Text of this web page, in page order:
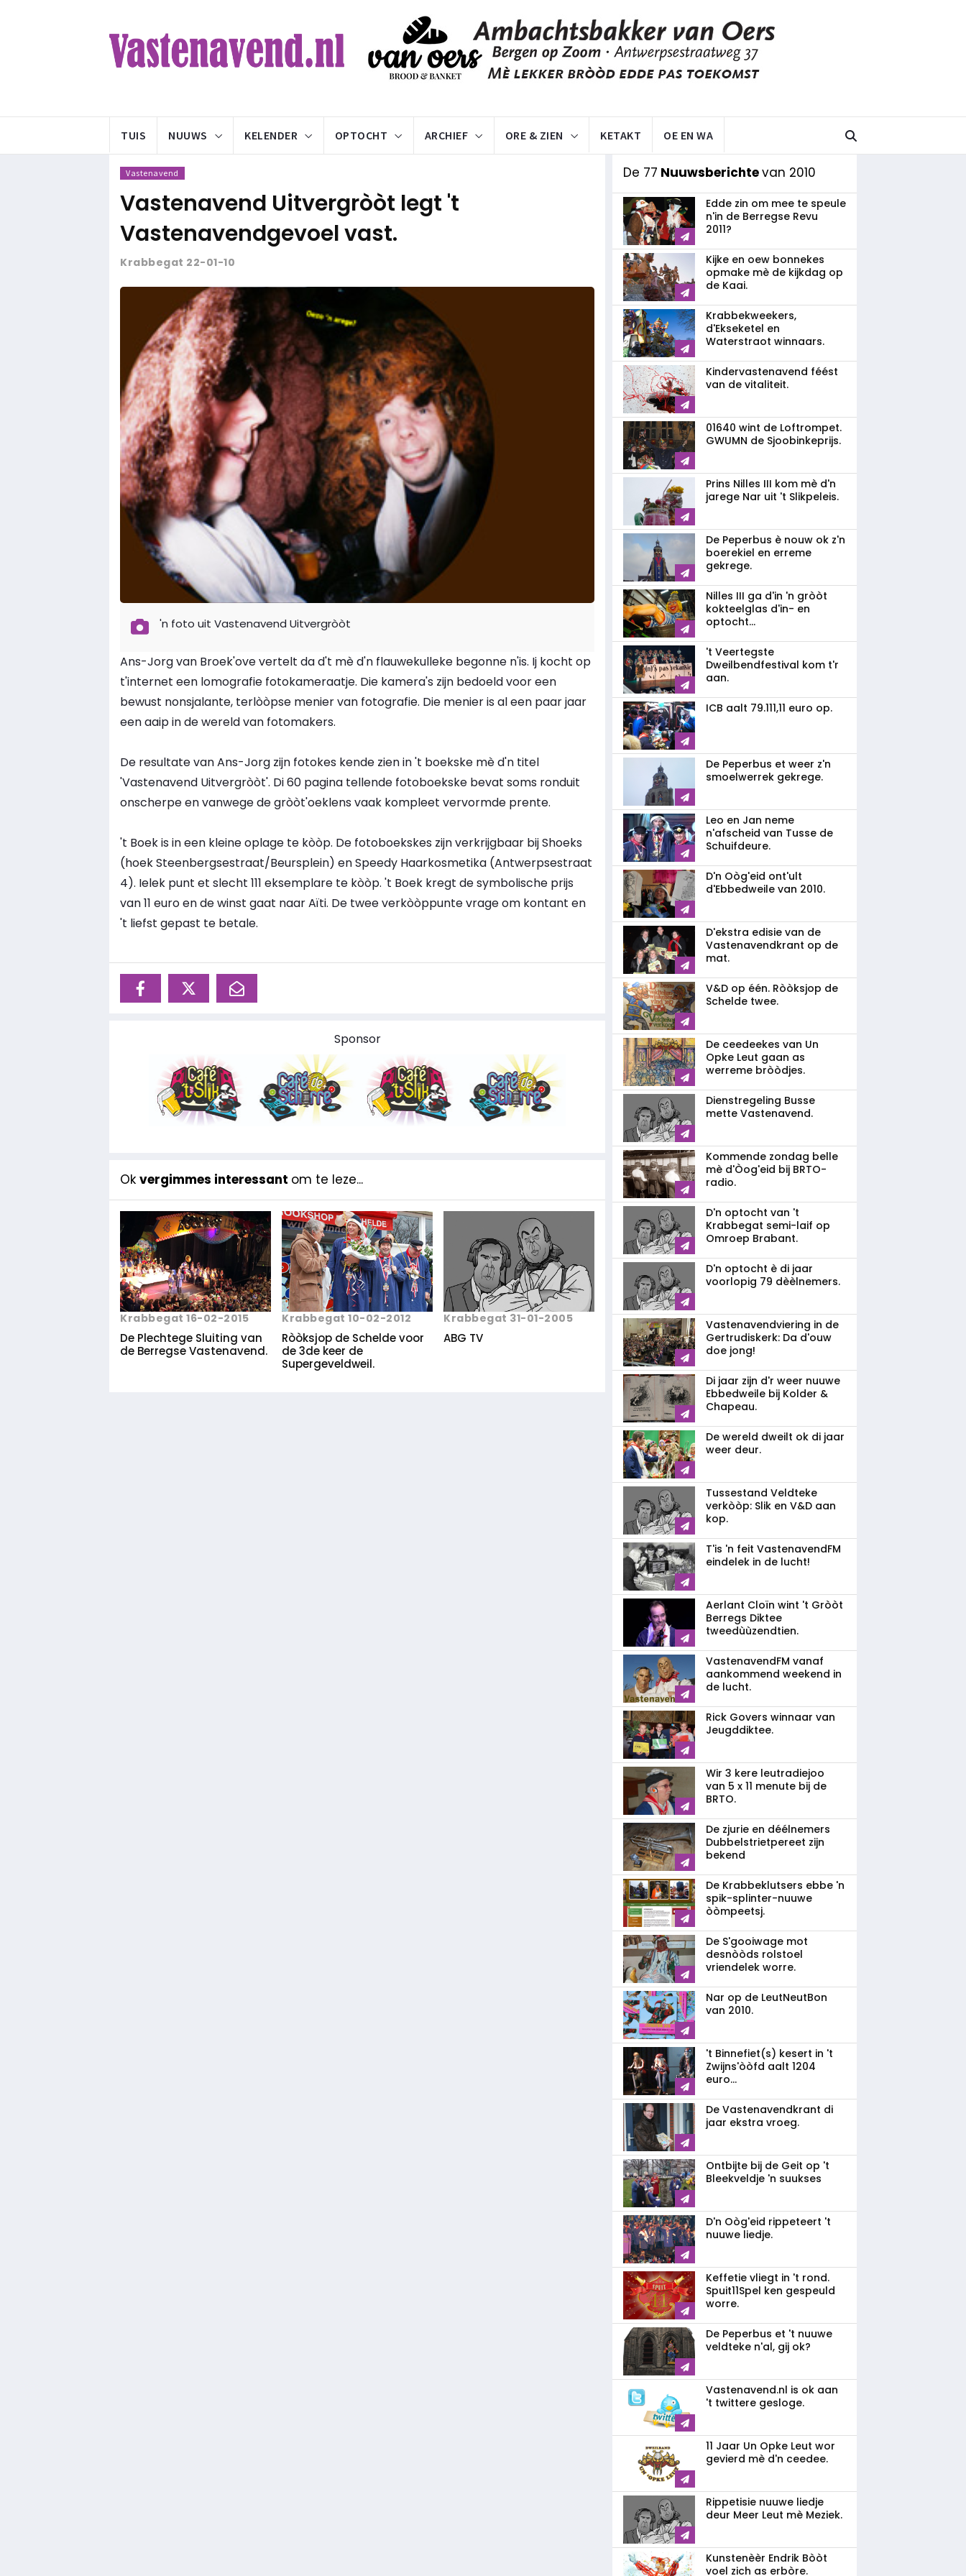
TUIS NUUWS KELENDER OPTOCHT ARCHIEF ORE & ZIEN KETAKT OE EN WA
Vastenavend
Vastenavend Uitvergròòt legt 't
Vastenavendgevoel vast.
Krabbegat 22-01-10
'n foto uit Vastenavend Uitvergròòt
Ans-Jorg van Broek'ove vertelt da d't mè d'n flauwekulleke begonne n'is. Ij kocht op
t'internet een lomografie fotokameraatje. Die kamera's zijn bedoeld voor een
bewust nonsjalante, terlòòpse menier van fotografie. Die menier is al een paar jaar
een aaip in de wereld van fotomakers.
De resultate van Ans-Jorg zijn fotokes kende zien in 't boekske mè d'n titel
'Vastenavend Uitvergròòt'. Di 60 pagina tellende fotoboekske bevat soms ronduit
onscherpe en vanwege de gròòt'oeklens vaak kompleet vervormde prente.
't Boek is in een kleine oplage te kòòp. De fotoboekskes zijn verkrijgbaar bij Shoeks
(hoek Steenbergsestraat/Beursplein) en Speedy Haarkosmetika (Antwerpsestraat
4). Ielek punt et slecht 111 eksemplare te kòòp. 't Boek kregt de symbolische prijs
van 11 euro en de winst gaat naar Aïti. De twee verkòòppunte vrage om kontant en
't liefst gepast te betale.
Sponsor
Ok vergimmes interessant om te leze...
Krabbegat 16-02-2015
De Plechtege Sluiting van
de Berregse Vastenavend.
Krabbegat 10-02-2012
Ròòksjop de Schelde voor
de 3de keer de
Supergeveldweil.
Krabbegat 31-01-2005
ABG TV
De 77 Nuuwsberichtevan 2010
Edde zin om mee te speule
n'in de Berregse Revu
2011?
Kijke en oew bonnekes
opmake mè de kijkdag op
de Kaai.
Krabbekweekers,
d'Ekseketel en
Waterstraot winnaars.
Kindervastenavend féést
van de vitaliteit.
01640 wint de Loftrompet.
GWUMN de Sjoobinkeprijs.
Prins Nilles III kom mè d'n
jarege Nar uit 't Slikpeleis.
De Peperbus è nouw ok z'n
boerekiel en erreme
gekrege.
Nilles III ga d'in 'n gròòt
kokteelglas d'in- en
optocht...
't Veertegste
Dweilbendfestival kom t'r
aan.
ICB aalt 79.111,11 euro op.
De Peperbus et weer z'n
smoelwerrek gekrege.
Leo en Jan neme
n'afscheid van Tusse de
Schuifdeure.
D'n Oòg'eid ont'ult
d'Ebbedweile van 2010.
D'ekstra edisie van de
Vastenavendkrant op de
mat.
V&D op één. Ròòksjop de
Schelde twee.
De ceedeekes van Un
Opke Leut gaan as
werreme bròòdjes.
Dienstregeling Busse
mette Vastenavend.
Kommende zondag belle
mè d'Òog'eid bij BRTO-
radio.
D'n optocht van 't
Krabbegat semi-laif op
Omroep Brabant.
D'n optocht è di jaar
voorlopig 79 dèèlnemers.
Vastenavendviering in de
Gertrudiskerk: Da d'ouw
doe jong!
Di jaar zijn d'r weer nuuwe
Ebbedweile bij Kolder &
Chapeau.
De wereld dweilt ok di jaar
weer deur.
Tussestand Veldteke
verkòòp: Slik en V&D aan
kop.
T'is 'n feit VastenavendFM
eindelek in de lucht!
Aerlant Cloïn wint 't Gròòt
Berregs Diktee
tweedùùzendtien.
VastenavendFM vanaf
aankommend weekend in
de lucht.
Rick Govers winnaar van
Jeugddiktee.
Wir 3 kere leutradiejoo
van 5 x 11 menute bij de
BRTO.
De zjurie en déélnemers
Dubbelstrietpereet zijn
bekend
De Krabbeklutsers ebbe 'n
spik-splinter-nuuwe
òòmpeetsj.
De S'gooiwage mot
desnòòds rolstoel
vriendelek worre.
Nar op de LeutNeutBon
van 2010.
't Binnefiet(s) kesert in 't
Zwijns'òòfd aalt 1204
euro...
De Vastenavendkrant di
jaar ekstra vroeg.
Ontbijte bij de Geit op 't
Bleekveldje 'n suukses
D'n Oòg'eid rippeteert 't
nuuwe liedje.
Keffetie vliegt in 't rond.
Spuit11Spel ken gespeuld
worre.
De Peperbus et 't nuuwe
veldteke n'al, gij ok?
Vastenavend.nl is ok aan
't twittere gesloge.
11 Jaar Un Opke Leut wor
gevierd mè d'n ceedee.
Rippetisie nuuwe liedje
deur Meer Leut mè Meziek.
Kunstenèèr Endrik Bòòt
voel zich as erbòre.